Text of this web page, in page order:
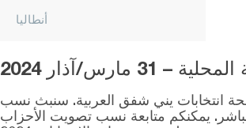
أنطاليا
أرتفين
أيدن
مارس/آذار 2024
المقرر إجراؤها في 31 مارس موجودة على صفحة انتخابات يني شفق العربية. سنبث نسب
ونتائج الانتخابات بشكل مباشر. يمكنكم متابعة نسب تصويت الأحزاب